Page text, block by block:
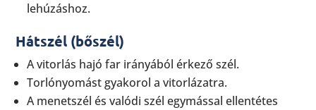
lehúzáshoz.
Hátszél (bőszél)
A vitorlás hajó far irányából érkező szél.
Torlónyomást gyakorol a vitorlázatra.
A menetszél és valódi szél egymással ellentétes